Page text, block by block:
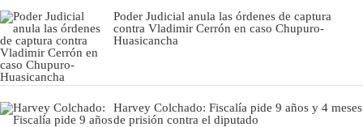
Poder Judicial anula las órdenes de captura
contra Vladimir Cerrón en caso Chupuro-
Huasicancha
Harvey Colchado: Fiscalía pide 9 años y 4 meses
de prisión contra el diputado